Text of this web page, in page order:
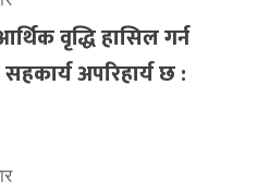
वृद्धि हासिल गर्न
अपरिहार्य छ :